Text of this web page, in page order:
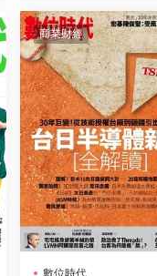
商業财經
數位時代